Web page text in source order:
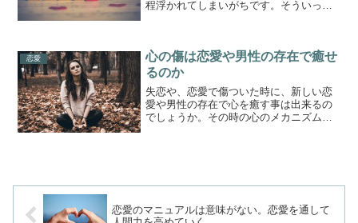
程浮かれてしまいがちです。そういった
いきたいと思います。熱病...
恋愛
心の傷は恋愛や男性の存在で癒せ
るのか
失恋や、恋愛で傷ついた時に、新しい恋
愛や男性の存在で心を癒す事は出来るの
でしょうか。その時の心のメカニズムに
恋愛のマニュアルは意味がない。恋愛を通して